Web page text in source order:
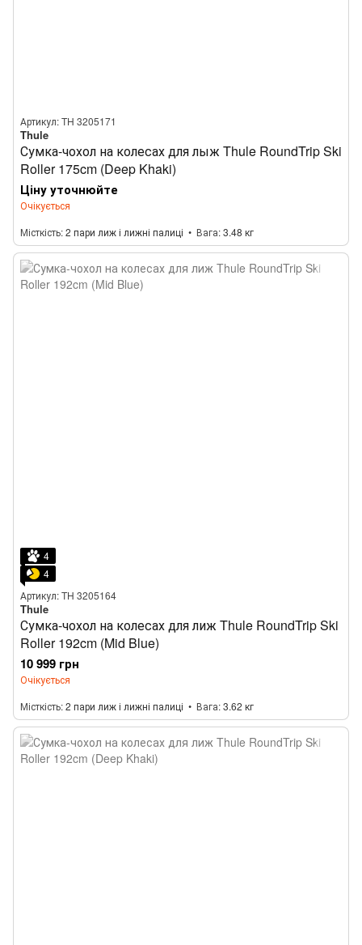
Артикул: TH 3205171
Thule
Сумка-чохол на колесах для лыж Thule RoundTrip Ski
Roller 175cm (Deep Khaki)
Ціну уточнюйте
Очікується
Місткість 2 пари лиж і лижні палиці Вага 3.48 кг
4
4
Артикул: TH 3205164
Thule
Сумка-чохол на колесах для лиж Thule RoundTrip Ski
Roller 192cm (Mid Blue)
10 999 грн
Очікується
Місткість 2 пари лиж і лижні палиці Вага 3.62 кг